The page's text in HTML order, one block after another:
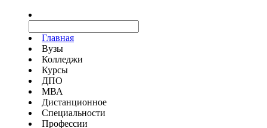
Главная
Вузы
Колледжи
Курсы
ДПО
МВА
Дистанционное
Специальности
Профессии